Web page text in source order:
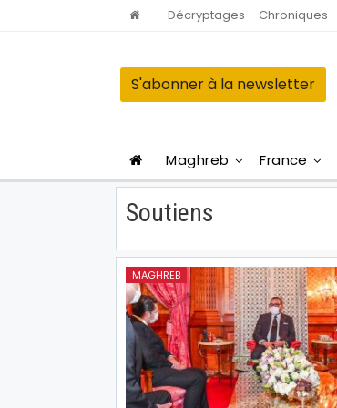
Décryptages Chroniques
S'abonner à la newsletter
Maghreb France
Soutiens
MAGHREB